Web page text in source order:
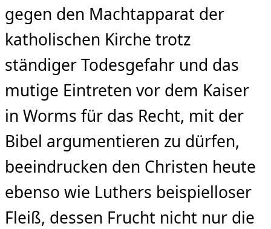
gegen den Machtapparat der
katholischen Kirche trotz
ständiger Todesgefahr und das
mutige Eintreten vor dem Kaiser
in Worms für das Recht, mit der
Bibel argumentieren zu dürfen,
beeindrucken den Christen heute
ebenso wie Luthers beispielloser
Fleiß, dessen Frucht nicht nur die